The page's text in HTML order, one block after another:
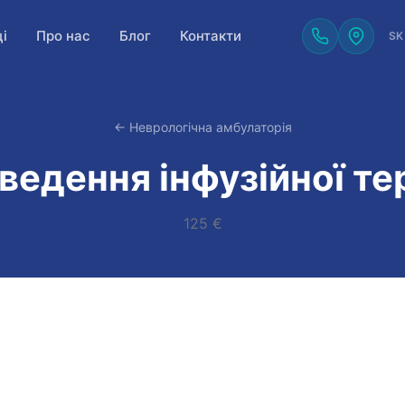
Про нас Блог Контакти SK
← Неврологічна амбулаторія
інфузійної
125 €